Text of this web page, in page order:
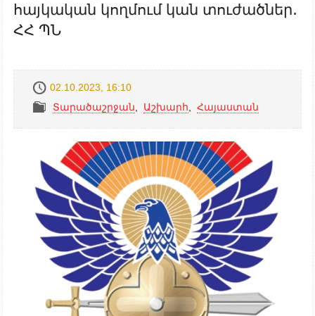
հայկական կողմում կան տուժածներ․
ՀՀ ՊՆ
02.10.2023, 16:10
Տարածաշրջան
Աշխարհ Հայաստան